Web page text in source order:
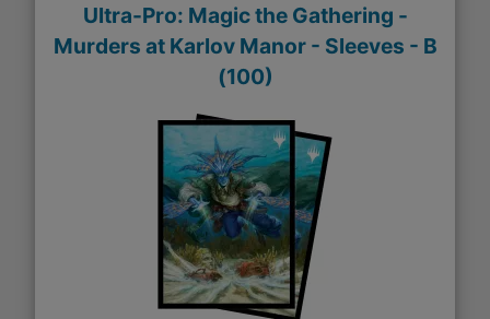
Ultra-Pro: Magic the Gathering -
Murders at Karlov Manor - Sleeves - B
(100)